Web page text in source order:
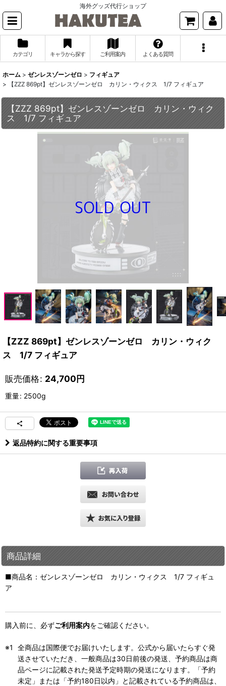
海外グッズ代行ショップ
カテゴリ キャラから探す ご利用案内 よくある質問
ホーム > ゼンレスゾーンゼロ > フィギュア
>
【ZZZ 869pt】ゼンレスゾーンゼロ カリン・ウィクス 1/7 フィギュア
【ZZZ 869pt】ゼンレスゾーンゼロ カリン・ウィク
ス 1/7 フィギュア
【ZZZ 869pt】ゼンレスゾーンゼロ カリン・ウィク
ス 1/7 フィギュア
販売価格: 24,700円
重量: 2500g
返品特約に関する重要事項
商品詳細
■商品名：ゼンレスゾーンゼロ カリン・ウィクス 1/7 フィギュ
ア
購入前に、必ずご利用案内をご確認ください。
全商品は国際便でお届けいたします。公式から届いたらすぐ発
送させていただき、一般商品は30日前後の発送、予約商品は商
品ページに記載された発送予定時期の発送になります。「予約
未定」または「予約180日以内」と記載されている予約商品は、